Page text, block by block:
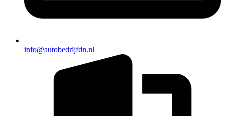
info@autobedrijfdn.nl